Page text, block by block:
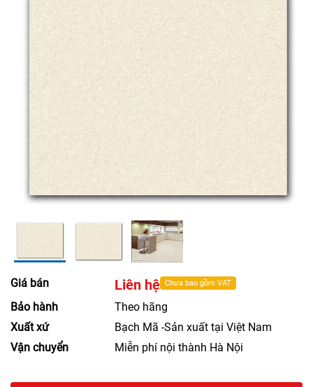
Giá bán Liên hệ Chưa bao gồm VAT
Bảo hành
Theo hãng
Xuất xứ
Bạch Mã -Sản xuất tại Việt Nam
Vận chuyển
Miễn phí nội thành Hà Nội